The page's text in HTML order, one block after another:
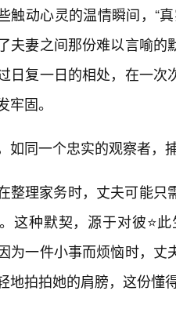
触动心灵的温情瞬间，“
夫妻之间那份难以言喻
日复一日的相处，在一
牢固。
如同一个忠实的观察者，
整理家务时，丈夫可能
这种默契，源于对彼⭐
为一件小事而烦恼时，
地拍拍她的肩膀，这份懂